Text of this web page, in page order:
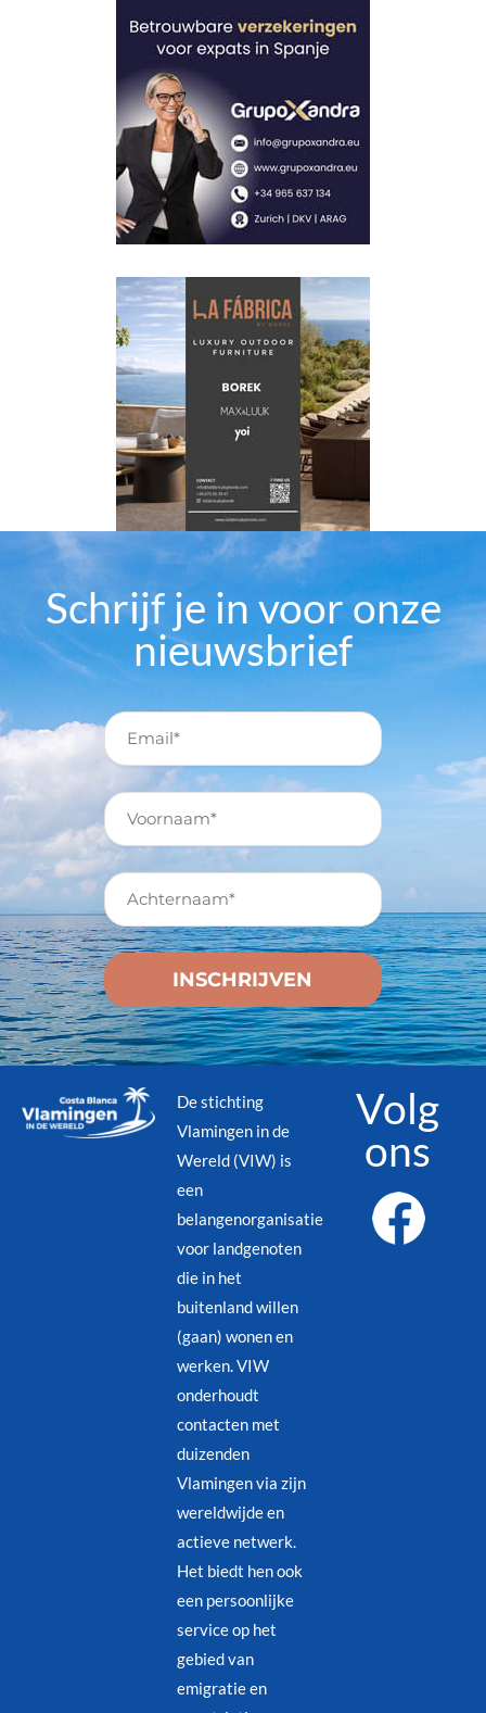
Schrijf je in voor onze
nieuwsbrief
De stichting
Vlamingen in de
Wereld (VIW) is
een
belangenorganisatie
voor landgenoten
die in het
buitenland willen
(gaan) wonen en
werken. VIW
onderhoudt
contacten met
duizenden
Vlamingen via zijn
wereldwijde en
actieve netwerk.
Het biedt hen ook
een persoonlijke
service op het
gebied van
emigratie en
Volg
ons